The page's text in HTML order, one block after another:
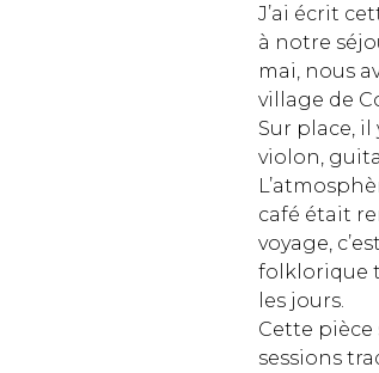
J’ai écrit
à notre
mai, nous
village de
Sur place, il
violon,
café était
voyage,
folklorique
les jours.
Cette pièce
sessions